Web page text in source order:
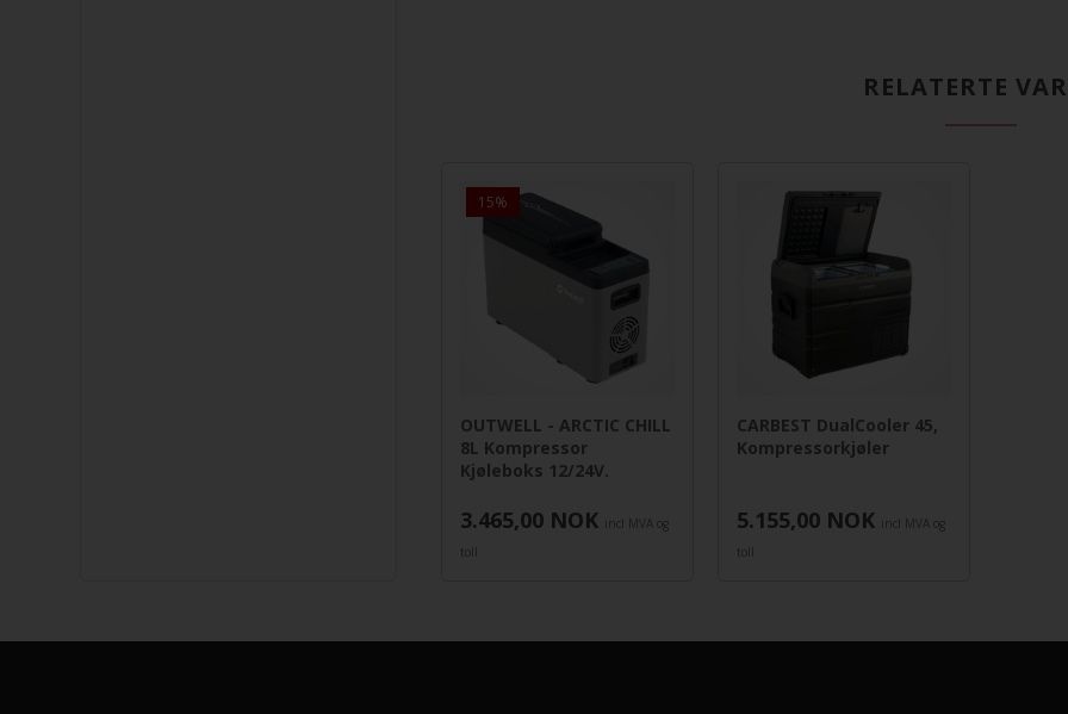
RELATERTE
15%
OUTWELL - ARCTIC CHILL
8L Kompressor
Kjøleboks 12/24V.
3.465,00 NOK
incl MVA og
toll
CARBEST DualCooler 45,
Kompressorkjøler
5.155,00 NOK
incl MVA og
toll